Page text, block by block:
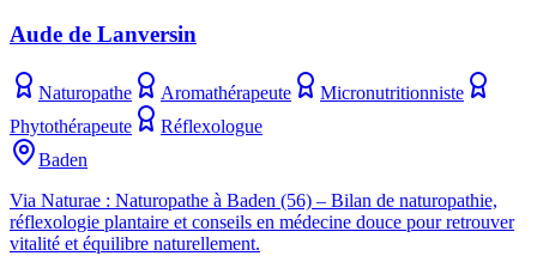
Aude de Lanversin
Naturopathe Aromathérapeute
Micronutritionniste
Phytothérapeute
Réflexologue
Baden
Via Naturae : Naturopathe à Baden (56) – Bilan de naturopathie,
réflexologie plantaire et conseils en médecine douce pour retrouver
vitalité et équilibre naturellement.